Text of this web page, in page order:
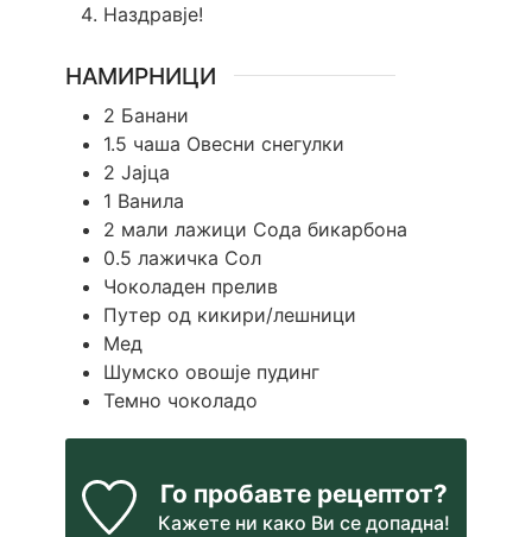
Наздравје!
НАМИРНИЦИ
2 Банани
1.5 чаша Овесни снегулки
2 Јајца
1 Ванила
2 мали лажици Сода бикарбона
0.5 лажичка Сол
Чоколаден прелив
Путер од кикири/лешници
Мед
Шумско овошје пудинг
Темно чоколадо
Го пробавте рецептот?
Кажете ни како Ви се допадна!